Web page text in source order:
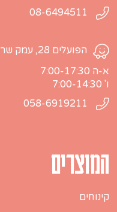
הפועלים 28, עמק שרה באר שבע
א-ה 7:00-17:30
ו' 7:00-14:30
המוצרים
קינוחים